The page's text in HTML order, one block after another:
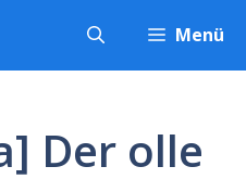
Menü
Der olle